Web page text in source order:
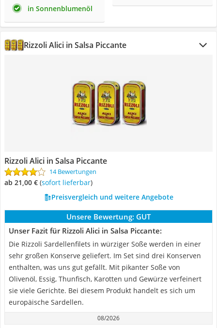
in Sonnenblumenöl
Rizzoli Alici in Salsa Piccante
Rizzoli Alici in Salsa Piccante
14 Bewertungen
ab 21,00 € ( Sofort lieferbar)
Preisvergleich und weitere Angebote
Unsere Bewertung: GUT
Unser Fazit für Rizzoli Alici in Salsa Piccante:
Die Rizzoli Sardellenfilets in würziger Soße werden in einer
sehr großen Konserve geliefert. Im Set sind drei Konserven
enthalten, was uns gut gefällt. Mit pikanter Soße von
Olivenöl, Essig, Thunfisch, Karotten und Gewürze verfeinert
sie viele Gerichte. Bei diesem Produkt handelt es sich um
europäische Sardellen.
08/2026